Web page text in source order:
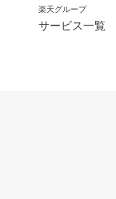
楽天グループ
サービス一覧